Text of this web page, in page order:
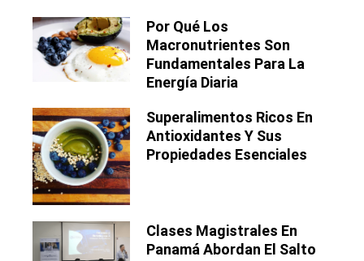
Por Qué Los
Macronutrientes Son
Fundamentales Para La
Energía Diaria
Superalimentos Ricos En
Antioxidantes Y Sus
Propiedades Esenciales
Clases Magistrales En
Panamá Abordan El Salto